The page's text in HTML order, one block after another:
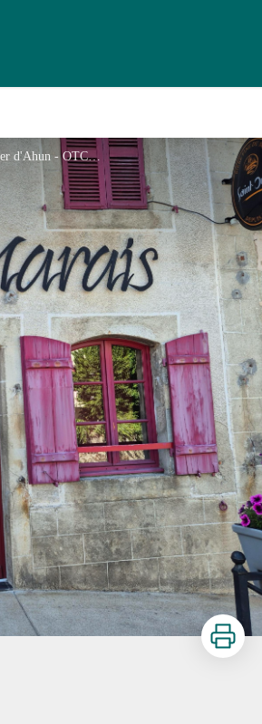
Bar restaurant Le Marais - Moutier d'Ahun - OTCSO
Imprimer